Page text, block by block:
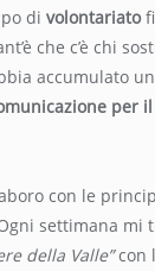
di volontariato
che c’è chi
accumulato
per il
con le
settimana mi
della Valle”con